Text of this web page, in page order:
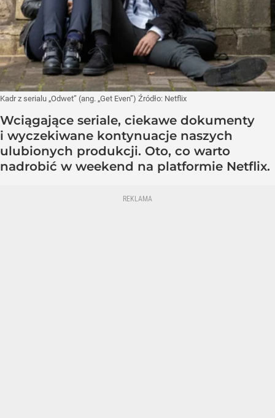
Kadr z serialu „Odwet” (ang. „Get Even”) Źródło: Netflix
Wciągające seriale, ciekawe dokumenty
i wyczekiwane kontynuacje naszych
ulubionych produkcji. Oto, co warto
nadrobić w weekend na platformie Netflix.